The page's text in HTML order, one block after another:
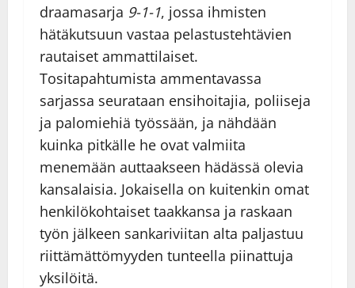
draamasarja 9-1-1, jossa ihmisten
hätäkutsuun vastaa pelastustehtävien
rautaiset ammattilaiset.
Tositapahtumista ammentavassa
sarjassa seurataan ensihoitajia, poliiseja
ja palomiehiä työssään, ja nähdään
kuinka pitkälle he ovat valmiita
menemään auttaakseen hädässä olevia
kansalaisia. Jokaisella on kuitenkin omat
henkilökohtaiset taakkansa ja raskaan
työn jälkeen sankariviitan alta paljastuu
riittämättömyyden tunteella piinattuja
yksilöitä.